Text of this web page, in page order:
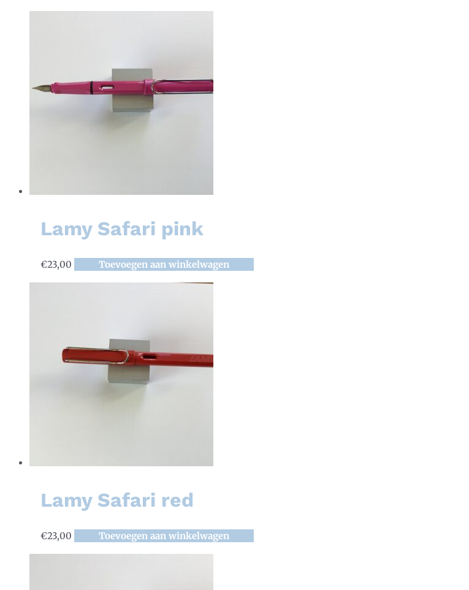
Lamy Safari pink
€23,00 Toevoegen aan winkelwagen
Lamy Safari red
€23,00 Toevoegen aan winkelwagen